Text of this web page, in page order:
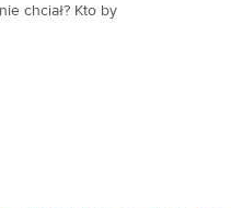
chciał? Kto by